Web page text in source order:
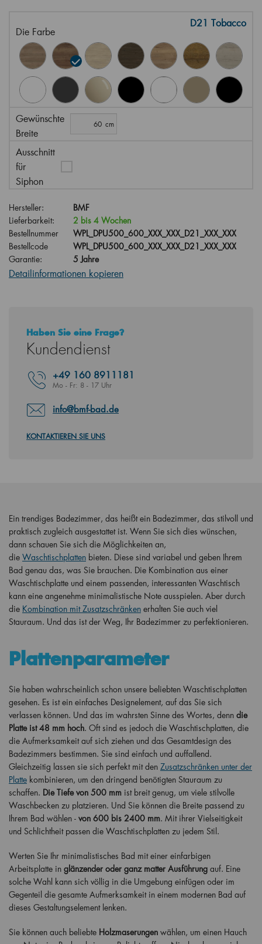
Die Farbe
D21 Tobacco
Gewünschte
Breite
Ausschnitt
für
Siphon
Hersteller:
BMF
Lieferbarkeit:
2 bis 4 Wochen
Bestellnummer
WPL_DPU500_600_XXX_XXX_D21_XXX_XXX
Bestellcode
WPL_DPU500_600_XXX_XXX_D21_XXX_XXX
Garantie:
5 Jahre
Detailinformationen kopieren
Haben Sie eine Frage?
Kundendienst
+49 160 8911181
Mo - Fr: 8 - 17 Uhr
info@bmf-bad.de
KONTAKTIEREN SIE UNS
Ein trendiges Badezimmer, das heißt ein Badezimmer, das stilvoll und
praktisch zugleich ausgestattet ist. Wenn Sie sich dies wünschen,
dann schauen Sie sich die Möglichkeiten an,
die Waschtischplatten bieten. Diese sind variabel und geben Ihrem
Bad genau das, was Sie brauchen. Die Kombination aus einer
Waschtischplatte und einem passenden, interessanten Waschtisch
kann eine angenehme minimalistische Note ausspielen. Aber durch
die Kombination mit Zusatzschränken erhalten Sie auch viel
Stauraum. Und das ist der Weg, Ihr Badezimmer zu perfektionieren.
Plattenparameter
Sie haben wahrscheinlich schon unsere beliebten Waschtischplatten
gesehen. Es ist ein einfaches Designelement, auf das Sie sich
verlassen können. Und das im wahrsten Sinne des Wortes, denn die
Platte ist 48 mm hoch. Oft sind es jedoch die Waschtischplatten, die
die Aufmerksamkeit auf sich ziehen und das Gesamtdesign des
Badezimmers bestimmen. Sie sind einfach und auffallend.
Gleichzeitig lassen sie sich perfekt mit den Zusatzschränken unter der
Platte kombinieren, um den dringend benötigten Stauraum zu
schaffen. Die Tiefe von 500 mm ist breit genug, um viele stilvolle
Waschbecken zu platzieren. Und Sie können die Breite passend zu
Ihrem Bad wählen - von 600 bis 2400 mm. Mit ihrer Vielseitigkeit
und Schlichtheit passen die Waschtischplatten zu jedem Stil.
Werten Sie Ihr minimalistisches Bad mit einer einfarbigen
Arbeitsplatte in glänzender oder ganz matter Ausführung auf. Eine
solche Wahl kann sich völlig in die Umgebung einfügen oder im
Gegenteil die gesamte Aufmerksamkeit in einem modernen Bad auf
dieses Gestaltungselement lenken.
Sie können auch beliebte Holzmaserungen wählen, um einen Hauch